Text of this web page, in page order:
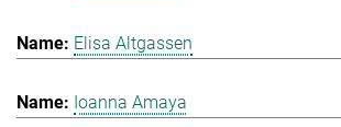
Elisa Altgassen
Ioanna Amaya